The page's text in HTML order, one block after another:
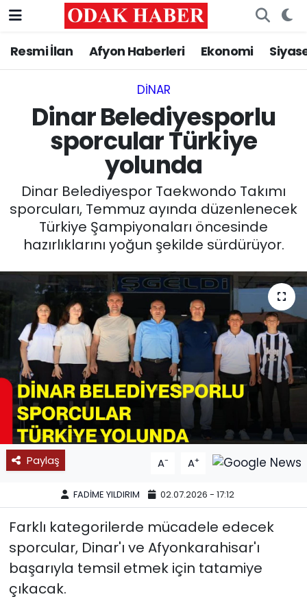
Resmi İlan Afyon Haberleri Ekonomi
DINAR
Dinar Belediyesporlu
sporcular Türkiye
yolunda
Dinar Belediyespor Taekwondo Takımı
sporcuları, Temmuz ayında düzenlenecek
Türkiye Şampiyonaları öncesinde
hazırlıklarını yoğun şekilde sürdürüyor.
Paylaş A- A+
FADİME YILDIRIM 02.07.2026 - 17:12
Farklı kategorilerde mücadele edecek
sporcular, Dinar'ı ve Afyonkarahisar'ı
başarıyla temsil etmek için tatamiye
çıkacak.
AFYONKARAHİSAR HABERLERİ
ASAYİŞ
GÜNCEL
SİYASET
EĞİTİM
SAĞLIK
SPOR
11:11 MANŞET
Nöbetçi Eczaneler
Trafik Durumu
Süper Lig Puan Durumu ve Fikstür
Tüm Manşetler
Son Dakika Haberleri